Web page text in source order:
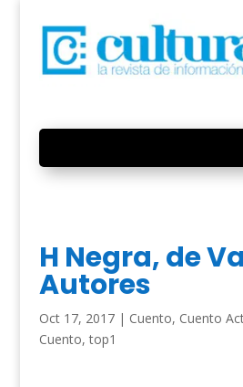
H Negra, de
Autores
Oct 17, 2017| Cuento, Cuento
Cuento,top1